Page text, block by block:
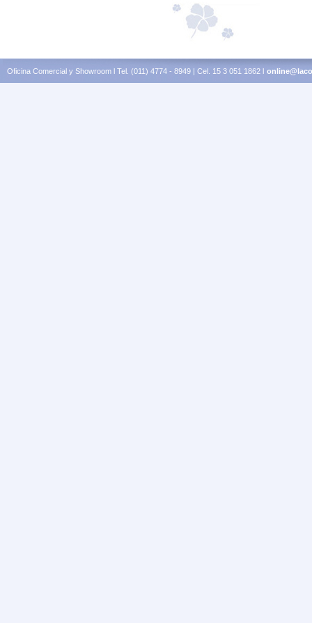
Oficina Comercial y Showroom l Tel. (011) 4774 - 8949 | Cel. 15 3 051 1862 l